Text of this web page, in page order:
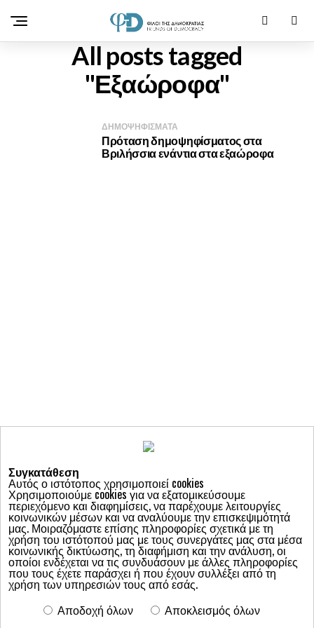
All posts tagged
"Εξαώροφα"
ΔΗΜΟΨΗΦΙΣΜΑΤΑ
Πρόταση δημοψηφίσματος στα
Βριλήσσια ενάντια στα εξαώροφα
Ποιοι είμαστε
ΑΦΙΕΡΩΜΑ: ΗΠΑ, 147 δημοψηφίσματα μαζί με τις προεδρικές
εκλογές
ΟΔΗΓΟΣ ΤΟΠΙΚΩΝ ΔΗΜΟΨΗΦΙΣΜΑΤΩΝ
Δράσεις-Εκδηλώσεις
ΔΙΑΛΟΓΟΣ
Γνώμες-Σχόλια
Συγκατάθεση
Αυτός ο ιστότοπος χρησιμοποιεί cookies
Χρησιμοποιούμε cookies για να εξατομικεύσουμε
περιεχόμενο και διαφημίσεις, να παρέχουμε λειτουργίες
κοινωνικών μέσων και να αναλύουμε την επισκεψιμότητά
μας. Μοιραζόμαστε επίσης πληροφορίες σχετικά με τη
χρήση του ιστότοπού μας με τους συνεργάτες μας στα μέσα
κοινωνικής δικτύωσης, τη διαφήμιση και την ανάλυση, οι
οποίοι ενδέχεται να τις συνδυάσουν με άλλες πληροφορίες
που τους έχετε παράσχει ή που έχουν συλλέξει από τη
χρήση των υπηρεσιών τους από εσάς.
Αποδοχή όλων
Αποκλεισμός όλων